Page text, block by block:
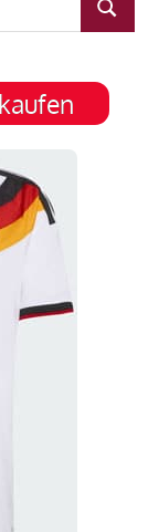
SUCHEN